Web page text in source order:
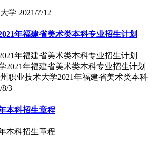
学 2021/7/12
年福建省美术类本科专业招生计划
年福建省美术类本科专业招生计划
职业技术大学2021年福建省美术类本科
8/3
本科招生章程
本科招生章程